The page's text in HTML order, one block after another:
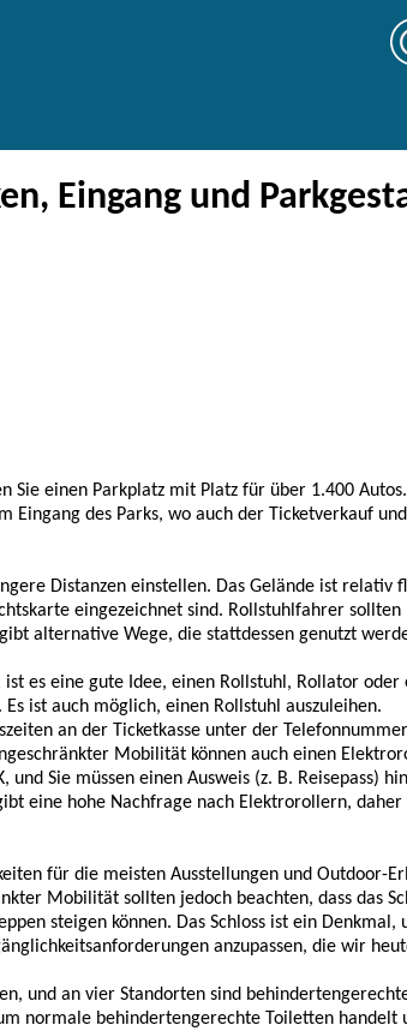
Eingang und
Sie einen Parkplatz mit Platz für über 1.400
Eingang des Parks, wo auch der Ticketverkauf
Distanzen einstellen. Das Gelände ist relativ
eingezeichnet sind. Rollstuhlfahrer sollten
alternative Wege, die stattdessen genutzt
es eine gute Idee, einen Rollstuhl, Rollator oder
ist auch möglich, einen Rollstuhl auszuleihen.
an der Ticketkasse unter der
Mobilität können auch einen
Sie müssen einen Ausweis (z. B. Reisepass)
eine hohe Nachfrage nach Elektrorollern, daher
für die meisten Ausstellungen und Outdoor-
Mobilität sollten jedoch beachten, dass das
steigen können. Das Schloss ist ein Denkmal,
anzupassen, die wir
und an vier Standorten sind
normale behindertengerechte Toiletten handelt